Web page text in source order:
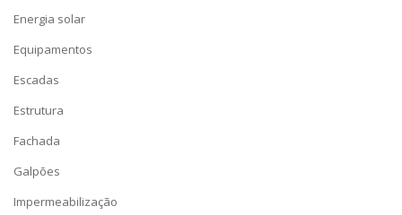
Energia solar
Equipamentos
Escadas
Estrutura
Fachada
Galpões
Impermeabilização